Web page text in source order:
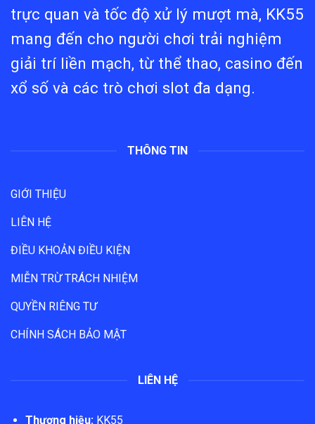
trực quan và tốc độ xử lý mượt mà, KK55
mang đến cho người chơi trải nghiệm
giải trí liền mạch, từ thể thao, casino đến
xổ số và các trò chơi slot đa dạng.
THÔNG TIN
GIỚI THIỆU
LIÊN HỆ
ĐIỀU KHOẢN ĐIỀU KIỆN
MIỄN TRỪ TRÁCH NHIỆM
QUYỀN RIÊNG TƯ
CHÍNH SÁCH BẢO MẬT
LIÊN HỆ
Thương hiệu:KK55